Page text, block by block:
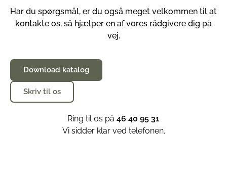
Har du spørgsmål, er du også meget velkommen til at
kontakte os, så hjælper en af vores rådgivere dig på
vej.
Download katalog
Skriv til os
Ring til os på 46 40 95 31
Vi sidder klar ved telefonen.